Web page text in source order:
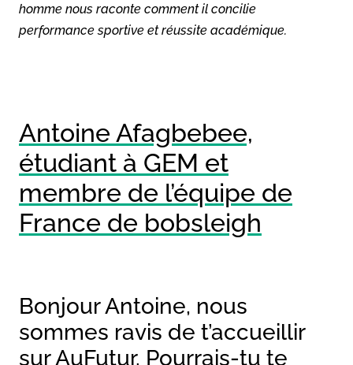
homme nous raconte comment il concilie
performance sportive et réussite académique.
Antoine Afagbebee,
étudiant à GEM et
membre de l’équipe de
France de bobsleigh
Bonjour Antoine, nous
sommes ravis de t’accueillir
sur AuFutur. Pourrais-tu te